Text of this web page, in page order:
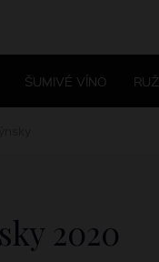
ŠUMIVÉ VÍNO
2020